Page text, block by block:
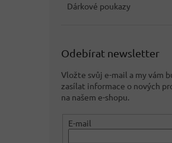
Dárkové poukazy
Odebírat newsletter
Vložte svůj e-mail a my vám
zasílat informace o nových
na našem e-shopu.
E-mail